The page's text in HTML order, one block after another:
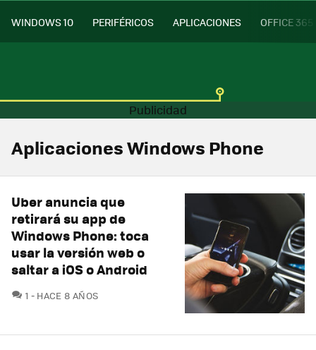
WINDOWS 10 PERIFÉRICOS APLICACIONES OFFICE 365
Aplicaciones Windows Phone
Uber anuncia que
retirará su app de
Windows Phone: toca
usar la versión web o
saltar a iOS o Android
1 COMENTARIOS
HACE 8 AÑOS